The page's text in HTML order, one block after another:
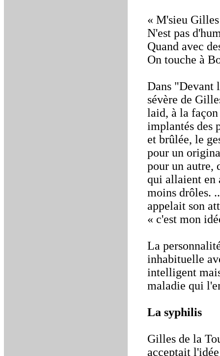
« M'sieu
N'est pas
Quand avec
On touche à
Dans "Devant
sévère de
laid, à la
implantés des
et brûlée, le
pour un
pour un autre,
qui allaient en
moins drôles.
appelait son
« c'est mon
La
inhabituelle
intelligent
maladie qui
La syphilis
Gilles de la
acceptait